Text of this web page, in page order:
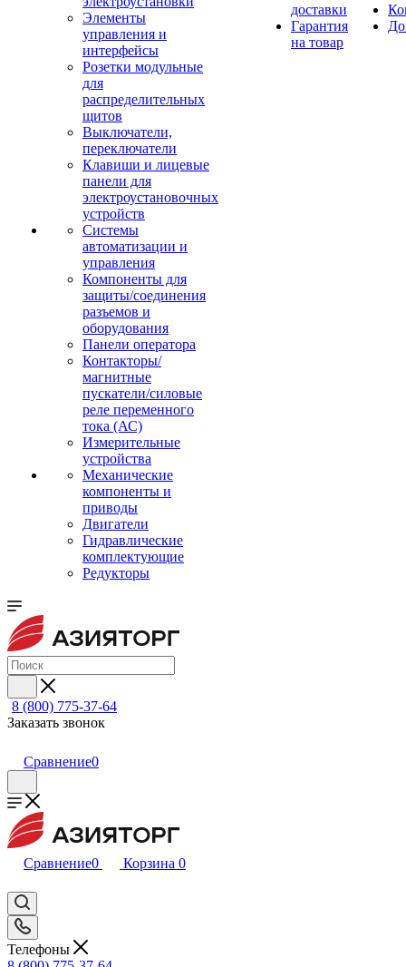
Элементы
управления и
интерфейсы
Розетки модульные
для
распределительных
щитов
Выключатели,
переключатели
Клавиши и лицевые
панели для
электроустановочных
устройств
Системы
автоматизации и
управления
Компоненты для
защиты/соединения
разъемов и
оборудования
Панели оператора
Контакторы/
магнитные
пускатели/силовые
реле переменного
тока (АС)
Измерительные
устройства
Механические
компоненты и
приводы
Двигатели
Гидравлические
комплектующие
Редукторы
доставки
Гарантия
на товар
8 (800) 775-37-64
Заказать звонок
Сравнение0
Сравнение0 Корзина 0
Телефоны